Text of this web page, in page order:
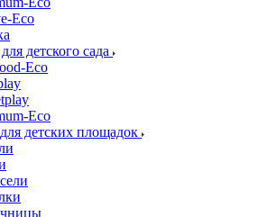
Eco
детского сада
Eco
Еco
детских площадок